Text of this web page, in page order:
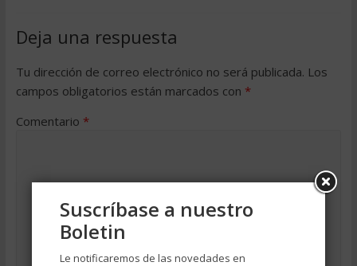
Deja una respuesta
Tu dirección de correo electrónico no será publicada. Los
campos obligatorios están marcados con *
Comentario *
Suscríbase a nuestro
Boletin
Le notificaremos de las novedades en